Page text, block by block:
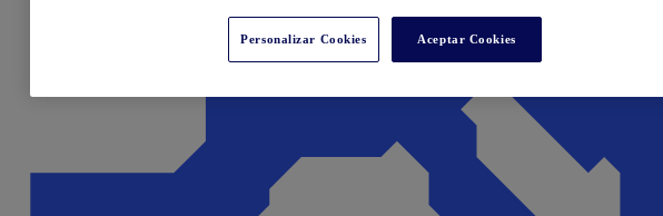
Personalizar Cookies Aceptar Cookies